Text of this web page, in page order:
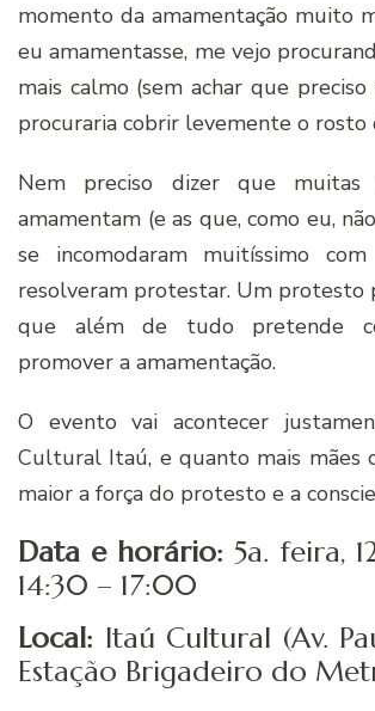
momento da amamentação muito
eu amamentasse, me vejo
mais calmo (sem achar que preciso
procuraria cobrir levemente o rosto
Nem preciso dizer que muitas
amamentam (e as que, como eu,
se incomodaram muitíssimo
resolveram protestar. Um protesto
que além de tudo pretende
promover a amamentação.
O evento vai acontecer
Cultural Itaú, e quanto mais mães
maior a força do protesto e a
Data e horário: 5a. feira,
14:30 – 17:00
Local: Itaú Cultural (Av.
Estação Brigadeiro do